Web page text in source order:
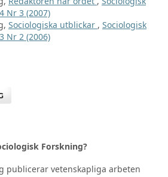
Nr 3 (2007)
Sociologiska utblickar , Sociologisk
Nr 2 (2006)
Forskning?
publicerar vetenskapliga arbeten